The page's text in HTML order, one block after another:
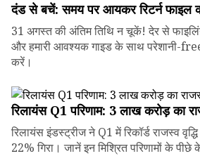
दंड से बचें: समय पर आयकर रिटर्न फाइल
31 अगस्त की अंतिम तिथि न चूकें! देर से
और हमारी आवश्यक गाइड के साथ परेशानी-
करें।
रिलायंस Q1 परिणाम: ₹3 लाख करोड़ का
रिलायंस इंडस्ट्रीज ने Q1 में रिकॉर्ड राजस्व
22% गिरा। जानें इन मिश्रित परिणामों के पीछे